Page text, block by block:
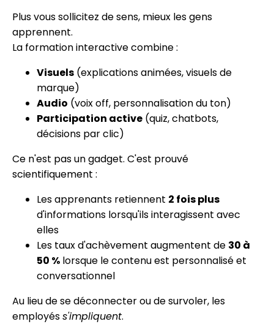
Plus vous sollicitez de sens, mieux les gens
apprennent.
La formation interactive combine :
Visuels (explications animées, visuels de
marque)
Audio (voix off, personnalisation du ton)
Participation active (quiz, chatbots,
décisions par clic)
Ce n'est pas un gadget. C'est prouvé
scientifiquement :
Les apprenants retiennent 2 fois plus
d'informations lorsqu'ils interagissent avec
elles
Les taux d'achèvement augmentent de 30 à
50 % lorsque le contenu est personnalisé et
conversationnel
Au lieu de se déconnecter ou de survoler, les
employéss'impliquent.